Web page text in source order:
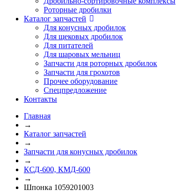
Роторные дробилки
Каталог запчастей
Для конусных дробилок
Для щековых дробилок
Для питателей
Для шаровых мельниц
Запчасти для роторных дробилок
Запчасти для грохотов
Прочее оборудование
Спецпредложение
Контакты
Главная
→
Каталог запчастей
→
Запчасти для конусных дробилок
→
КСД-600, КМД-600
→
Шпонка 1059201003